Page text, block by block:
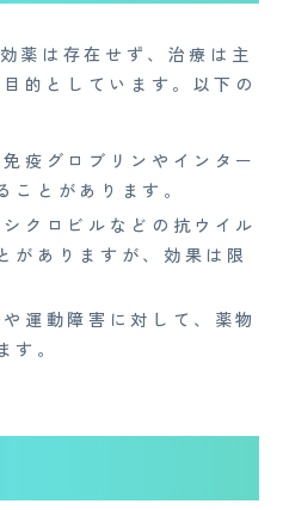
薬は存在せず、治療は主
的としています。以下の
疫グロブリンやインター
ことがあります。
シクロビルなどの抗ウイル
がありますが、効果は限
運動障害に対して、薬物
す。